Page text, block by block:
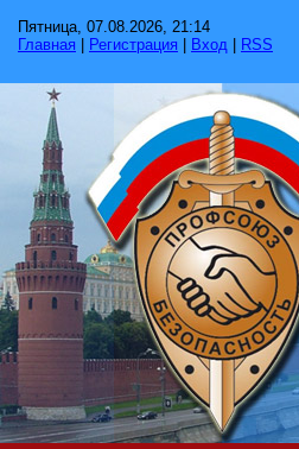
Пятница, 07.08.2026, 21:14
Главная
Регистрация Вход RSS